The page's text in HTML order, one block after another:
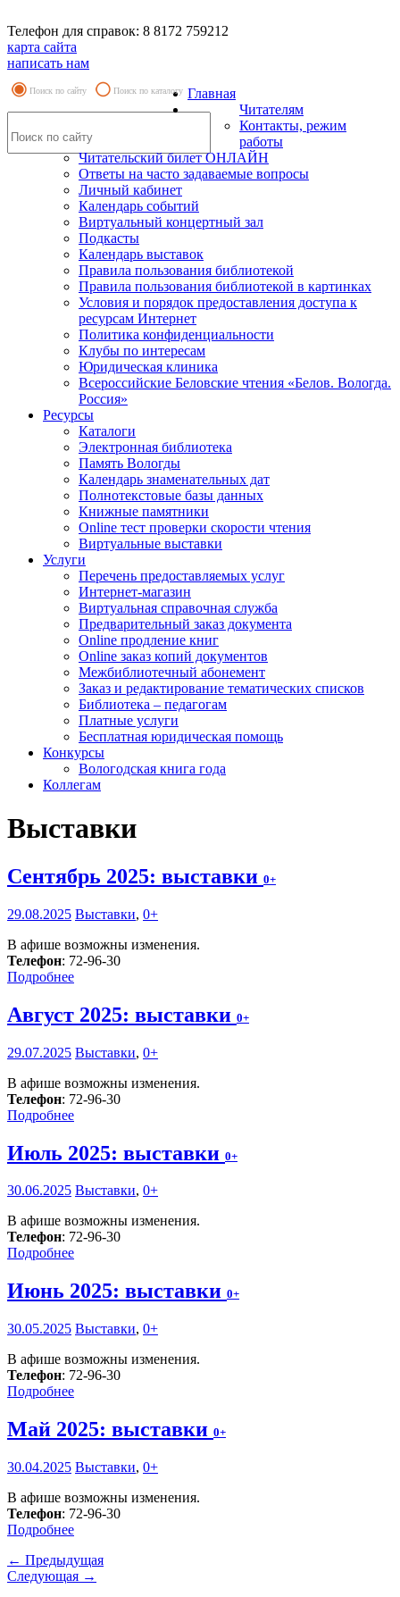
Телефон для справок: 8 8172 759212
карта сайта
написать нам
Поиск по сайту Поиск по каталогу Главная
Читателям
Контакты, режим
работы
Читательский билет ОНЛАЙН
Ответы на часто задаваемые вопросы
Личный кабинет
Календарь событий
Виртуальный концертный зал
Подкасты
Календарь выставок
Правила пользования библиотекой
Правила пользования библиотекой в картинках
Условия и порядок предоставления доступа к
ресурсам Интернет
Политика конфиденциальности
Клубы по интересам
Юридическая клиника
Всероссийские Беловские чтения «Белов. Вологда.
Россия»
Ресурсы
Каталоги
Электронная библиотека
Память Вологды
Календарь знаменательных дат
Полнотекстовые базы данных
Книжные памятники
Online тест проверки скорости чтения
Виртуальные выставки
Услуги
Перечень предоставляемых услуг
Интернет-магазин
Виртуальная справочная служба
Предварительный заказ документа
Online продление книг
Online заказ копий документов
Межбиблиотечный абонемент
Заказ и редактирование тематических списков
Библиотека – педагогам
Платные услуги
Бесплатная юридическая помощь
Конкурсы
Вологодская книга года
Коллегам
Выставки
Сентябрь 2025: выставки 0+
29.08.2025 Выставки, 0+
В афише возможны изменения.
Телефон: 72-96-30
Подробнее
Август 2025: выставки 0+
29.07.2025 Выставки, 0+
В афише возможны изменения.
Телефон: 72-96-30
Подробнее
Июль 2025: выставки 0+
30.06.2025 Выставки, 0+
В афише возможны изменения.
Телефон: 72-96-30
Подробнее
Июнь 2025: выставки 0+
30.05.2025 Выставки, 0+
В афише возможны изменения.
Телефон: 72-96-30
Подробнее
Май 2025: выставки 0+
30.04.2025 Выставки, 0+
В афише возможны изменения.
Телефон: 72-96-30
Подробнее
← Предыдущая
Следующая →